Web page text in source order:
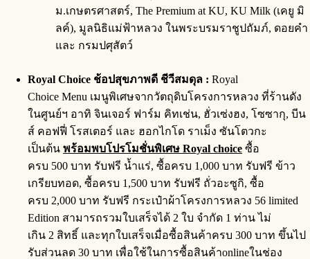
ม.เกษตรศาสตร์, The Premium at KU, KU Milk (เคยู มิ
ลค์), มูลนิธิแม่ฟ้าหลวง ในพระบรมราชูปถัมภ์, ดอยคำ
และ กรมปศุสัตว์
Royal Choice ช้อปสุขภาพดี ชีวีสมดุล : Royal
Choice Menu เมนูพิเศษจากวัตถุดิบโครงการหลวง ที่ร้านดัง
ในศูนย์ฯ อาทิ จินเจอร์ ฟาร์ม คิทเช่น, ฮั่วเซ่งฮง, โซซากุ, บีน
ส์ คอฟฟี่ โรสเตอร์ และ ฮอกไกโด ราเม็ง ซันโตวกะ
เป็นต้น พร้อมพบโปรโมชั่นพิเศษ Royal choice ซื้อ
ครบ 500 บาท รับฟรี น้ำแร่, ซื้อครบ 1,000 บาท รับฟรี ข้าว
เกรียบทอด, ซื้อครบ 1,500 บาท รับฟรี ถั่วอะซูกิ, ซื้อ
ครบ 2,000 บาท รับฟรี กระเป๋าผ้าโครงการหลวง 56 limited
Edition สามารถรวมใบเสร็จได้ 2 ใบ จำกัด 1 ท่าน ไม่
เกิน 2 สิทธิ์ และทุกใบเสร็จเมื่อซื้อสินค้าครบ 300 บาท ขึ้นไป
รับส่วนลด 30 บาท เพื่อใช้ในการซื้อสินค้าonlineในช่อง